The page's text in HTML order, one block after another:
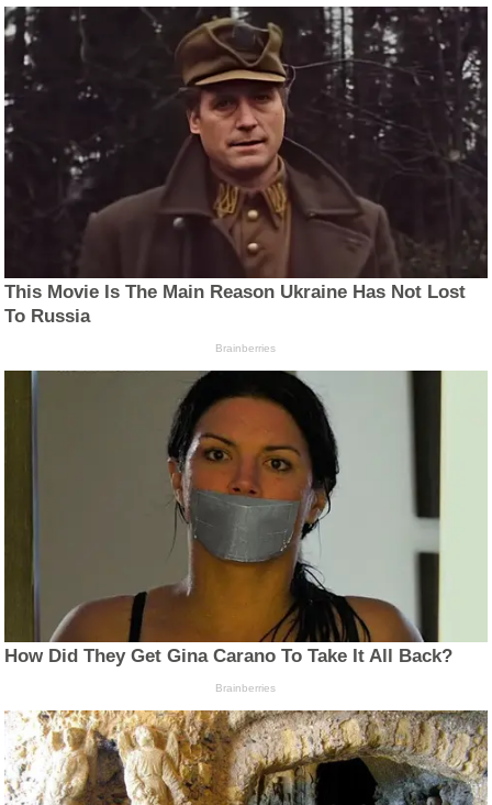
This Movie Is The Main Reason Ukraine Has Not Lost
To Russia
Brainberries
How Did They Get Gina Carano To Take It All Back?
Brainberries